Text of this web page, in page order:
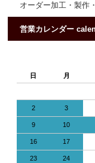
オーダー加工・製
営業カレンダー
日 月
2 3
9 10
16 17
23 24